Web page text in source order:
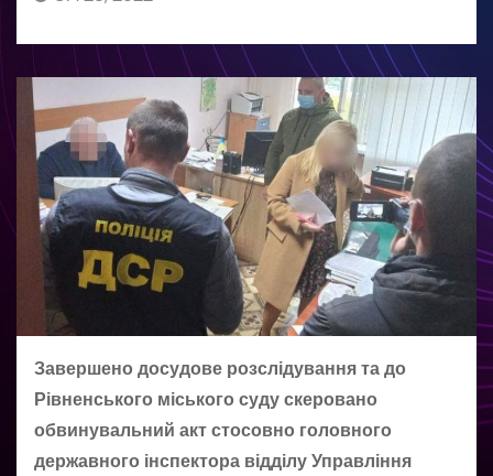
Завершено досудове розслідування та до
Рівненського міського суду скеровано
обвинувальний акт стосовно головного
державного інспектора відділу Управління